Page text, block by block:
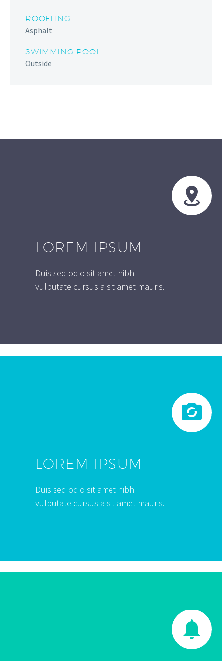
ROOFLING
Asphalt
SWIMMING POOL
Outside


LOREM IPSUM
Duis sed odio sit amet nibh
vulputate cursus a sit amet mauris.


LOREM IPSUM
Duis sed odio sit amet nibh
vulputate cursus a sit amet mauris.

